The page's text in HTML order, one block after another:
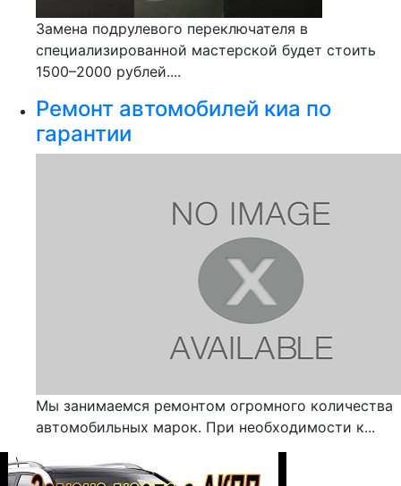
Замена подрулевого переключателя в
специализированной мастерской будет стоить
1500–2000 рублей....
Ремонт автомобилей киа по
гарантии
Мы занимаемся ремонтом огромного количества
автомобильных марок. При необходимости к...